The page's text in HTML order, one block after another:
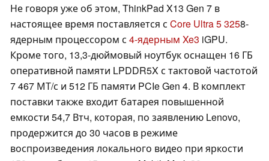
Не говоря уже об этом, ThinkPad X13 Gen 7 в
настоящее время поставляется с Core Ultra 5 3258-
ядерным процессором с 4-ядерным Xe3 iGPU.
Кроме того, 13,3-дюймовый ноутбук оснащен 16 ГБ
оперативной памяти LPDDR5X с тактовой частотой
7 467 МТ/с и 512 ГБ памяти PCIe Gen 4. В комплект
поставки также входит батарея повышенной
емкости 54,7 Втч, которая, по заявлению Lenovo,
продержится до 30 часов в режиме
воспроизведения локального видео при яркости